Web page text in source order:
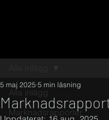
Alla inlägg
Marknadsrapporter
Marknadsrapport
5 maj 2025 5 min läsning